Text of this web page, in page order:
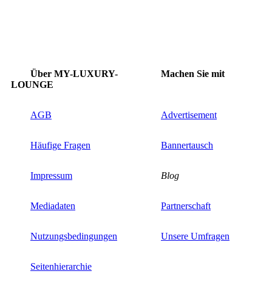
Über MY-LUXURY-
LOUNGE
Machen Sie mit
AGB Advertisement
Häufige Fragen Bannertausch
Impressum Blog
Mediadaten Partnerschaft
Nutzungsbedingungen Unsere Umfragen
Seitenhierarchie